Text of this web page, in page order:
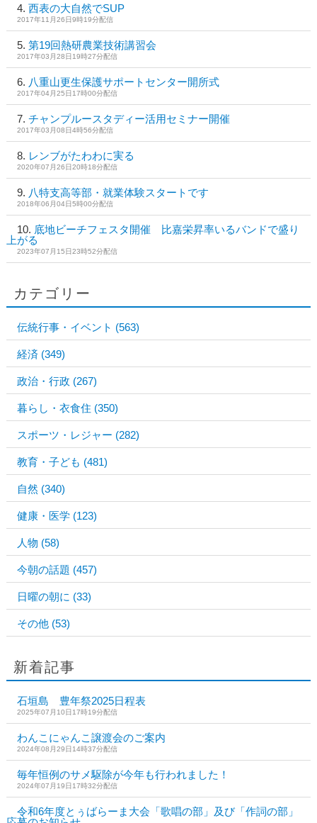
西表の大自然でSUP
2017年11月26日9時19分配信
第19回熱研農業技術講習会
2017年03月28日19時27分配信
八重山更生保護サポートセンター開所式
2017年04月25日17時00分配信
チャンプルースタディー活用セミナー開催
2017年03月08日4時56分配信
レンブがたわわに実る
2020年07月26日20時18分配信
八特支高等部・就業体験スタートです
2018年06月04日5時00分配信
底地ビーチフェスタ開催 比嘉栄昇率いるバンドで盛り
上がる
2023年07月15日23時52分配信
カテゴリー
伝統行事・イベント (563)
経済 (349)
政治・行政 (267)
暮らし・衣食住 (350)
スポーツ・レジャー (282)
教育・子ども (481)
自然 (340)
健康・医学 (123)
人物 (58)
今朝の話題 (457)
日曜の朝に (33)
その他 (53)
新着記事
石垣島 豊年祭2025日程表
2025年07月10日17時19分配信
わんこにゃんこ譲渡会のご案内
2024年08月29日14時37分配信
毎年恒例のサメ駆除が今年も行われました！
2024年07月19日17時32分配信
令和6年度とぅばらーま大会「歌唱の部」及び「作詞の部」